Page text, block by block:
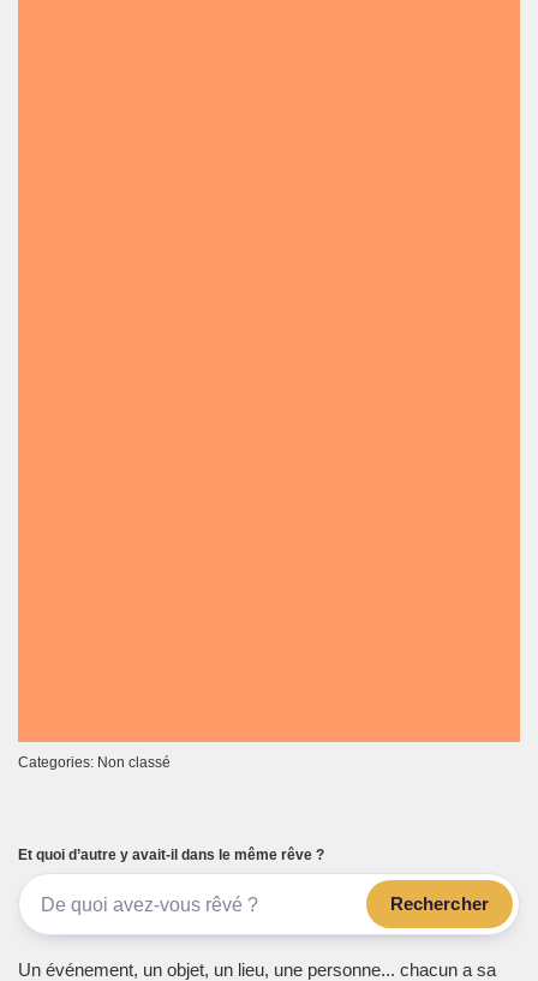
Categories: Non classé
Et quoi d’autre y avait-il dans le même rêve ?
Rechercher
Un événement, un objet, un lieu, une personne... chacun a sa